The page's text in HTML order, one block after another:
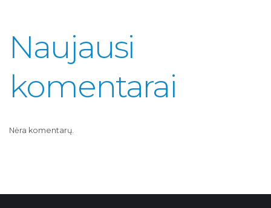
Naujausi
komentarai
Nėra komentarų.